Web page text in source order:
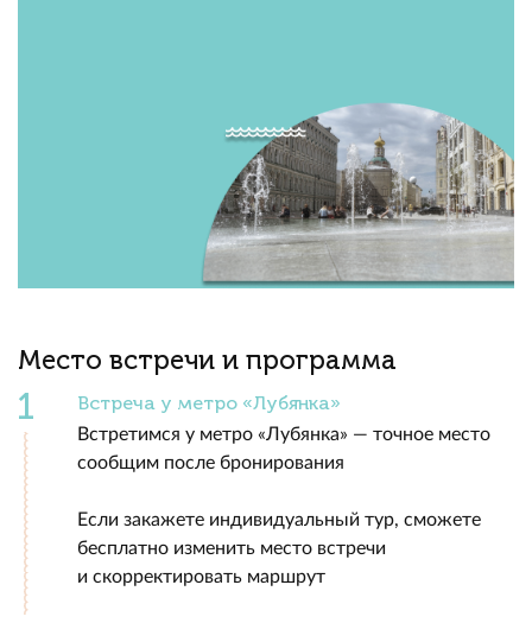
Место встречи и программа
Встреча у метро «Лубянка»
Встретимся у метро «Лубянка» — точное место
сообщим после бронирования
Если закажете индивидуальный тур, сможете
бесплатно изменить место встречи
и скорректировать маршрут